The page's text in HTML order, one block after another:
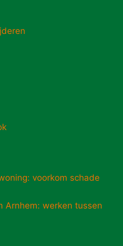
voorkom schade
Arnhem: werken tussen